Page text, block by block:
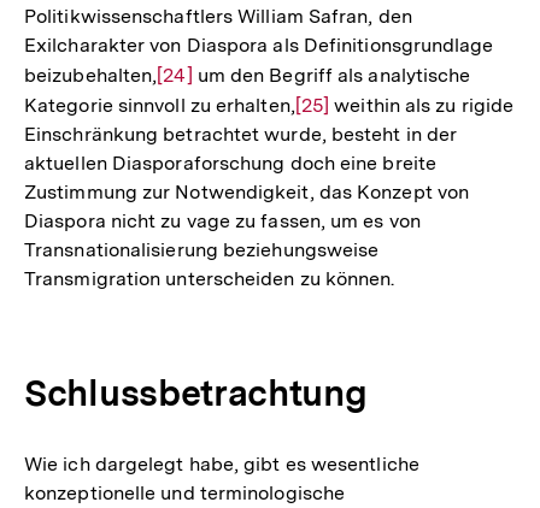
Politikwissenschaftlers William Safran, den
Exilcharakter von Diaspora als Definitionsgrundlage
beizubehalten,Zur
Auflösung
der
Fußnote
[24] um den Begriff als analytische
Kategorie sinnvoll zu erhalten,Zur
Auflösung
der
Fußnote
[25] weithin als zu rigide
Einschränkung betrachtet wurde, besteht in der
aktuellen Diasporaforschung doch eine breite
Zustimmung zur Notwendigkeit, das Konzept von
Diaspora nicht zu vage zu fassen, um es von
Transnationalisierung beziehungsweise
Transmigration unterscheiden zu können.
Schlussbetrachtung
Wie ich dargelegt habe, gibt es wesentliche
konzeptionelle und terminologische